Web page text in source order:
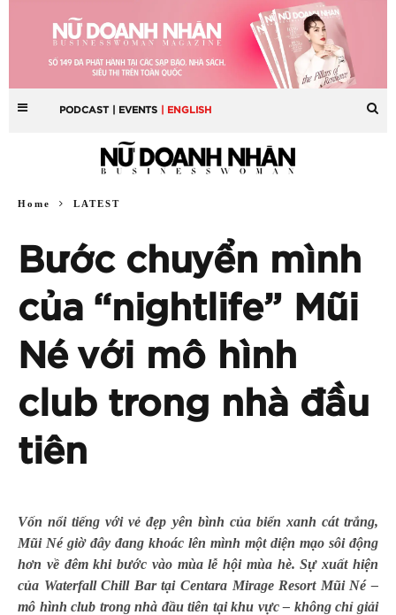
PODCAST | EVENTS | ENGLISH
Home LATEST
Bước chuyển mình
của “nightlife” Mũi
Né với mô hình
club trong nhà đầu
tiên
Vốn nổi tiếng với vẻ đẹp yên bình của biển xanh cát trắng,
Mũi Né giờ đây đang khoác lên mình một diện mạo sôi động
hơn về đêm khi bước vào mùa lễ hội mùa hè. Sự xuất hiện
của Waterfall Chill Bar tại Centara Mirage Resort Mũi Né –
mô hình club trong nhà đầu tiên tại khu vực – không chỉ giải